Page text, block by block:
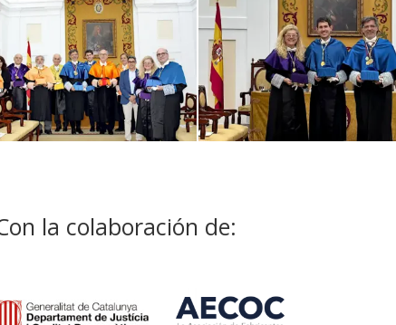
la colaboración de: